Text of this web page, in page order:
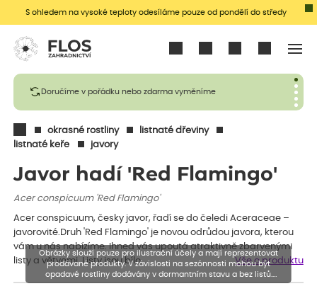
S ohledem na vysoké teploty odesíláme pouze od pondělí do středy
Doručíme v pořádku nebo zdarma vyměníme
okrasné rostliny
listnaté dřeviny
listnaté keře
javory
Javor hadí 'Red Flamingo'
Acer conspicuum 'Red Flamingo'
Acer conspicuum, česky javor, řadí se do čeledi Aceraceae –
javorovité.Druh 'Red Flamingo' je novou odrůdou javora, kterou
vám u nás nabízíme. Ihned vás upoutá atraktivně zbarvenými
listy a větvemi. Listy jsou bílo…
Vše o produktu
Obrázky slouží pouze pro ilustrační účely a mají reprezentovat
prodávané produkty. V závislosti na sezónnosti mohou být
opadavé rostliny dodávány v dormantním stavu a bez listů.
Rostliny mohou být také sestřiženy níže, než je uvedená výška,